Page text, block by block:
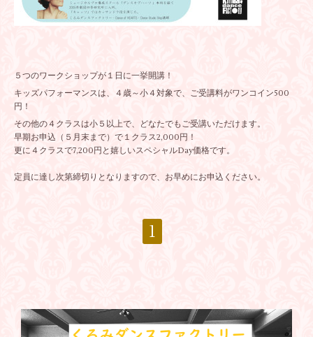
５つのワークショップが１日に一挙開講！
キッズパフォーマンスは、４歳～小４対象で、ご受講料がワンコイン500
円！
その他の４クラスは小５以上で、どなたでもご受講いただけます。
早期お申込（５月末まで）で１クラス2,000円！
更に４クラスで7,200円と嬉しいスペシャルDay価格です。
定員に達し次第締切りとなりますので、お早めにお申込ください。
1